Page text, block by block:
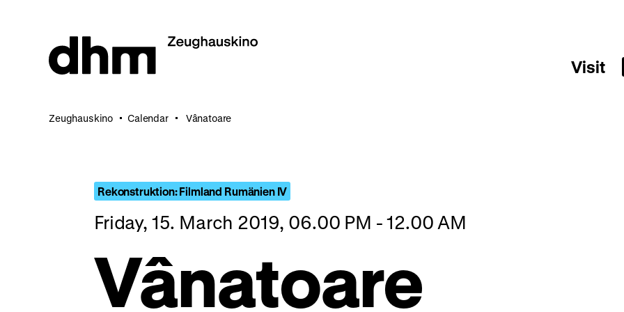
Visit
Zeughauskino Calendar Vânatoare
Rekonstruktion: Filmland Rumänien IV
Friday, 15. March 2019, 06.00 PM - 12.00 AM
Vânatoare